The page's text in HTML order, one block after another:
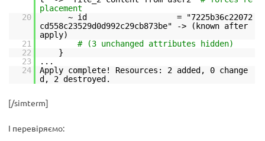
placement
20
~ id = "7225b36c22072
cd558c23529d0d992c29cb873be" -> (known after
apply)
21
# (3 unchanged attributes hidden)
22
}
23
...
24
Apply complete! Resources: 2 added, 0 change
d, 2 destroyed.
[/simterm]
І перевіряємо: